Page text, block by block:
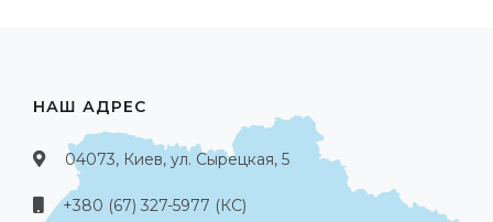
НАШ АДРЕС
04073, Киев, ул. Сырецкая, 5
+380 (67) 327-5977 (КС)